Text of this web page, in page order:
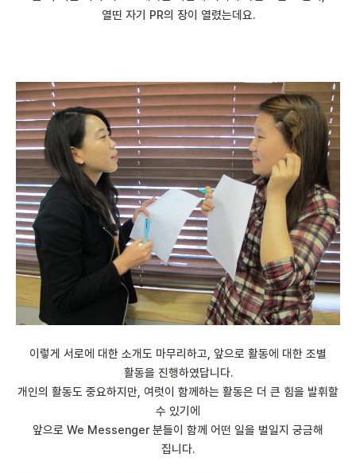
열띤 자기 PR의 장이 열렸는데요.
이렇게 서로에 대한 소개도 마무리하고, 앞으로 활동에 대한 조별
활동을 진행하였답니다.
개인의 활동도 중요하지만, 여럿이 함께하는 활동은 더 큰 힘을 발휘할
수 있기에
앞으로 We Messenger 분들이 함께 어떤 일을 벌일지 궁금해
집니다.